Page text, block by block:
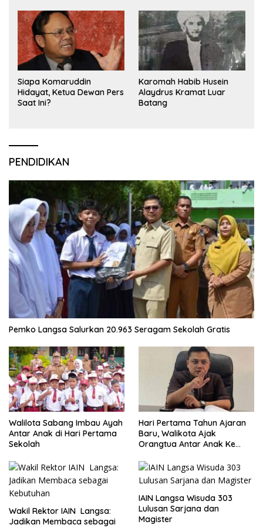
Siapa Komaruddin
Hidayat, Ketua Dewan Pers
Saat Ini?
Karomah Habib Husein
Alaydrus Kramat Luar
Batang
PENDIDIKAN
Pemko Langsa Salurkan 20.963 Seragam Sekolah Gratis
Walilota Sabang Imbau Ayah
Antar Anak di Hari Pertama
Sekolah
Hari Pertama Tahun Ajaran
Baru, Walikota Ajak
Orangtua Antar Anak Ke
Wakil Rektor IAIN Langsa:
Jadikan Membaca sebagai
IAIN Langsa Wisuda 303
Lulusan Sarjana dan
Magister